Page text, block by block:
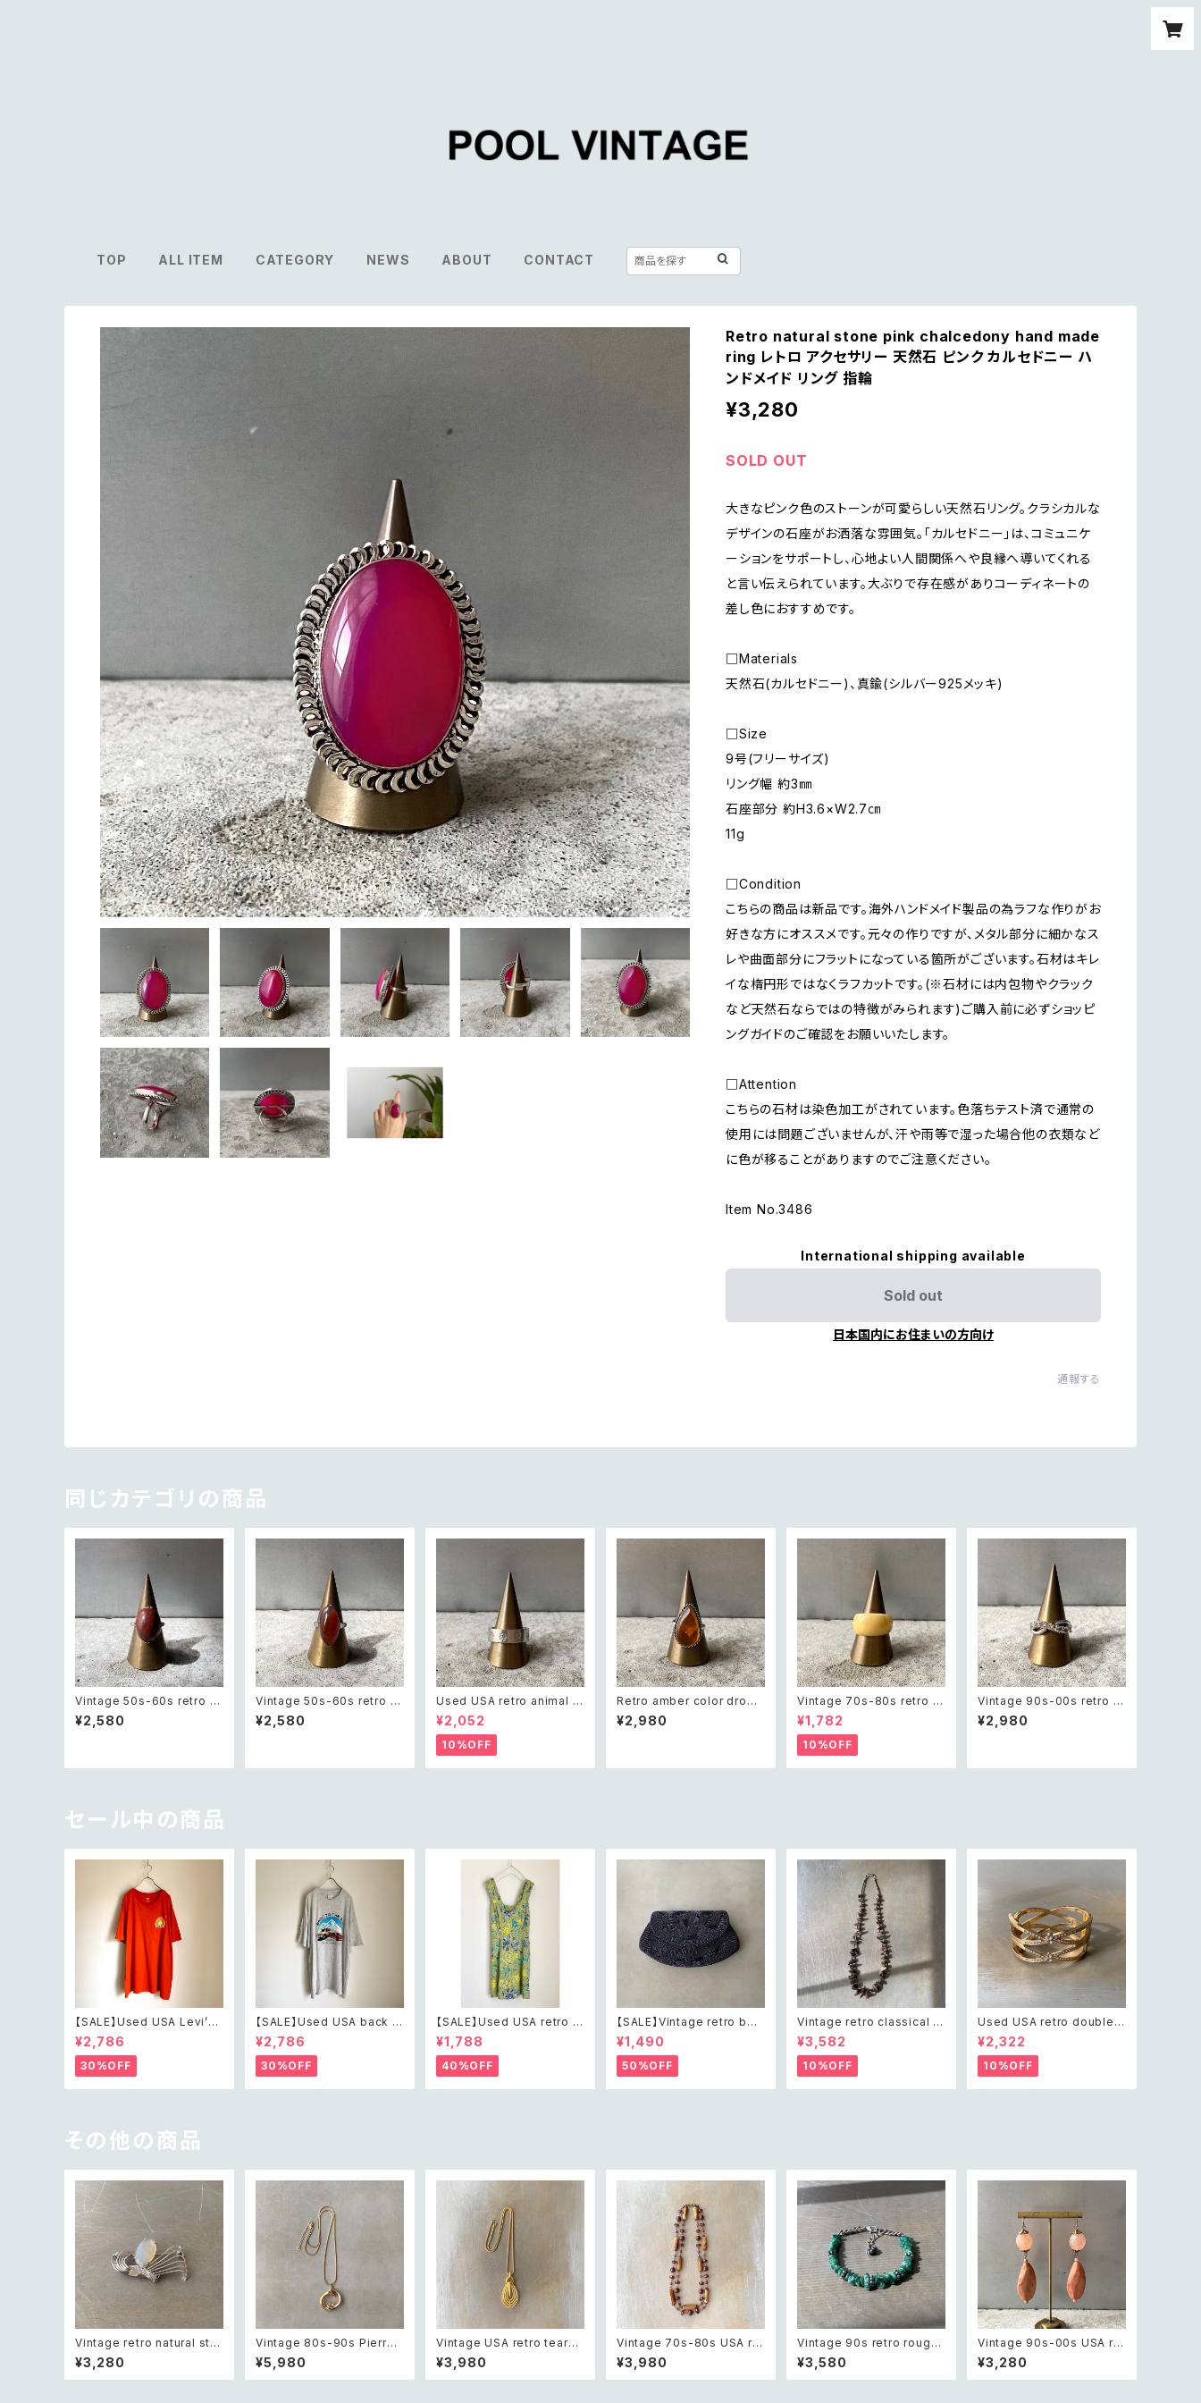
TOP ALL ITEM CATEGORY NEWS ABOUT CONTACT
Retro natural stone pink chalcedony hand made
ring レトロ アクセサリー 天然石 ピンク カルセドニー ハ
ンドメイド リング 指輪
¥3,280
SOLD OUT
大きなピンク色のストーンが可愛らしい天然石リング。クラシカルな
デザインの石座がお洒落な雰囲気。「カルセドニー」は、コミュニケ
ーションをサポートし、心地よい人間関係へや良縁へ導いてくれる
と言い伝えられています。大ぶりで存在感がありコーディネートの
差し色におすすめです。
□Materials
天然石(カルセドニー)、真鍮(シルバー925メッキ)
□Size
9号(フリーサイズ)
リング幅 約3㎜
石座部分 約H3.6×W2.7㎝
11g
□Condition
こちらの商品は新品です。海外ハンドメイド製品の為ラフな作りがお
好きな方にオススメです。元々の作りですが、メタル部分に細かなス
レや曲面部分にフラットになっている箇所がございます。石材はキレ
イな楕円形ではなくラフカットです。(※石材には内包物やクラック
など天然石ならではの特徴がみられます)ご購入前に必ずショッピ
ングガイドのご確認をお願いいたします。
□Attention
こちらの石材は染色加工がされています。色落ちテスト済で通常の
使用には問題ございませんが、汗や雨等で湿った場合他の衣類など
に色が移ることがありますのでご注意ください。
Item No.3486
International shipping available
Sold out
日本国内にお住まいの方向け
通報する
同じカテゴリの商品
Vintage 50s-60s retro cl
assical stone ring レトロ
ヴィンテージ アクセサリー ク
¥2,580
Vintage 50s-60s retro c
arnelian ring レトロ ヴィン
テージ アクセサリー 天然石
¥2,580
Used USA retro animal f
oot print silver tone ring
レトロ アメリカ ユーズド アク
セサリー アニマル フットプリ
ント メンズ リング
¥2,052
10%OFF
Retro amber color drop
stone hand made ring レ
トロ アクセサリー 琥珀色 ド
¥2,980
Vintage 70s-80s retro cl
assical design ring レトロ
ヴィンテージ アクセサリー ク
ラシカル デザイン リング
¥1,782
10%OFF
Vintage 90s-00s retro cr
ystal bijou infinity ring レ
トロ ヴィンテージ アクセサリ
¥2,980
セール中の商品
【SALE】Used USA Levi’s
sunrise design orange t
shirt レトロ アメリカ ユーズ
ド 古着 リーバイス サンライズ
デザイン オレンジ Tシャツ X
XL
¥2,786
30%OFF
【SALE】Used USA back t
o the 80s car design t sh
irt レトロ アメリカ ユーズド
古着 カーデザイン ライトグレ
ー Tシャツ XXL
¥2,786
30%OFF
【SALE】Used USA retro b
otanical flower salopett
e short pants レトロ アメリ
カ ユーズド 古着 ライトグリー
ン ボタニカル フラワー サロペ
ット ショートパンツ
¥1,788
40%OFF
【SALE】Vintage retro bea
ds embroidery navy blue
pouch レトロ ヴィンテージ
ホワイト ビーズ刺繍 ネイビー
紺色 ポーチ
¥1,490
50%OFF
Vintage retro classical ro
ugh cut shell beads nec
klace レトロ ヴィンテージ ア
クセサリー クラシカル ラフカ
ット シェル ビーズ ネックレス
¥3,582
10%OFF
Used USA retro double c
ross crystal bijou bangle
レトロ アメリカ ユーズド アク
セサリー ゴールド ダブル クロ
ス ビジュー バングル
¥2,322
10%OFF
その他の商品
Vintage retro natural sto
ne classical brooch レト
ロ ヴィンテージ アクセサリー
天然石 クラシカル ブローチ
¥3,280
Vintage 80s-90s Pierre
cardin crystal bijou bicol
or geometric necklace レ
トロ ヴィンテージ アクセサリ
¥5,980
Vintage USA retro teardr
op open charm necklace
レトロ アメリカ ヴィンテージ
アクセサリー ゴールド ティア
¥3,980
Vintage 70s-80s USA ret
ro classical beads neckl
ace レトロ アメリカ ヴィンテ
ージ アクセサリー クラシカル
¥3,980
Vintage 90s retro rough
cut green aventurine bra
celet レトロ ヴィンテージ ア
クセサリー 天然石 ラフカット
¥3,580
Vintage 90s-00s USA ret
ro pink×gold marble bea
ds pierce レトロ アメリカ ヴ
ィンテージ アクセサリー ピン
¥3,280